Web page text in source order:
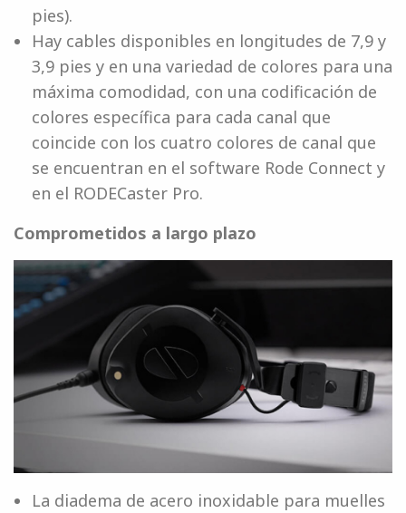
pies).
Hay cables disponibles en longitudes de 7,9 y
3,9 pies y en una variedad de colores para una
máxima comodidad, con una codificación de
colores específica para cada canal que
coincide con los cuatro colores de canal que
se encuentran en el software Rode Connect y
en el RODECaster Pro.
Comprometidos a largo plazo
La diadema de acero inoxidable para muelles